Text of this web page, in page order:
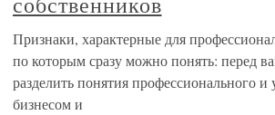
Признаки, характерные для
по которым сразу можно понять: перед
разделить понятия профессионального
бизнесом и